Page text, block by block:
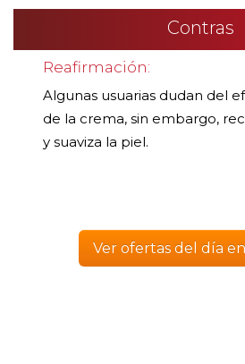
Contras
Reafirmación:
Algunas usuarias dudan del
de la crema, sin embargo,
y suaviza la piel.
Ver ofertas del día